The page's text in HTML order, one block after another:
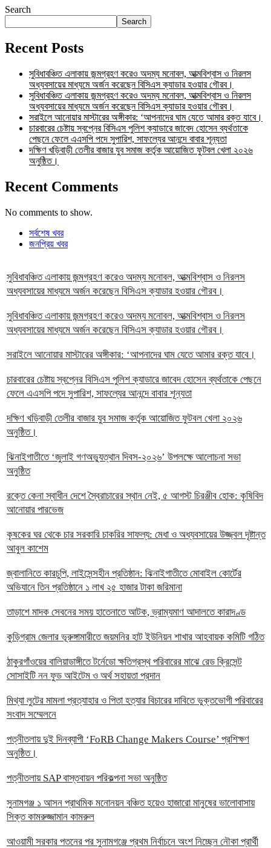
Search
Search
Recent Posts
সুবিধাবঞ্চিত এলাকায় জন্মগ্রহণ করেও অদম্য মনোবল, আত্মবিশ্বাস ও নিরলস
অধ্যবসায়ের মাধ্যমে অর্জন করেছেন বিসিএস ক্যাডার হওয়ার গৌরব।
সুবিধাবঞ্চিত এলাকায় জন্মগ্রহণ করেও অদম্য মনোবল, আত্মবিশ্বাস ও নিরলস
অধ্যবসায়ের মাধ্যমে অর্জন করেছেন বিসিএস ক্যাডার হওয়ার গৌরব।
সরাইলে আনোয়ার মাস্টারের অঙ্গীকার: ‘আপনাদের ঘাম যেতে আমার রক্ত যাবে।
চারবারের চেষ্টায় স্বপ্নের বিসিএস পুলিশ ক্যাডারে জাবেদ হোসেন ব্যর্থতাকে
পেছনে ফেলে এএসপি পদে সুপারিশ, সাফল্যের আনন্দে বাবার শূন্যতা
দক্ষিণ খড়িবাড়ী তেলীর বাজার যুব সমাজ কর্তৃক আয়োজিত ফুটবল খেলা ২০২৬
অনুষ্ঠিত।
Recent Comments
No comments to show.
সর্বশেষ খবর
জনপ্রিয় খবর
সুবিধাবঞ্চিত এলাকায় জন্মগ্রহণ করেও অদম্য মনোবল, আত্মবিশ্বাস ও নিরলস
অধ্যবসায়ের মাধ্যমে অর্জন করেছেন বিসিএস ক্যাডার হওয়ার গৌরব।
সুবিধাবঞ্চিত এলাকায় জন্মগ্রহণ করেও অদম্য মনোবল, আত্মবিশ্বাস ও নিরলস
অধ্যবসায়ের মাধ্যমে অর্জন করেছেন বিসিএস ক্যাডার হওয়ার গৌরব।
সরাইলে আনোয়ার মাস্টারের অঙ্গীকার: ‘আপনাদের ঘাম যেতে আমার রক্ত যাবে।
চারবারের চেষ্টায় স্বপ্নের বিসিএস পুলিশ ক্যাডারে জাবেদ হোসেন ব্যর্থতাকে পেছনে
ফেলে এএসপি পদে সুপারিশ, সাফল্যের আনন্দে বাবার শূন্যতা
দক্ষিণ খড়িবাড়ী তেলীর বাজার যুব সমাজ কর্তৃক আয়োজিত ফুটবল খেলা ২০২৬
অনুষ্ঠিত।
ঝিনাইগাতীতে ‘জুলাই গণঅভ্যুত্থান দিবস-২০২৬’ উপলক্ষে আলোচনা সভা
অনুষ্ঠিত
রক্তে কেনা স্বাধীন দেশে স্বৈরাচারের স্থান নেই, ৫ আগস্ট চিরঞ্জীব হোক: কৃষিবিদ
আনোয়ার পারভেজ
কৃষকের ঘর থেকে চার সরকারি চাকরির সাফল্য: মেধা ও অধ্যবসায়ের উজ্জ্বল দৃষ্টান্ত
আবুল কাশেম
জ্বালানিতে কারচুপি, লাইসেন্সহীন প্রতিষ্ঠান: ঝিনাইগাতীতে মোবাইল কোর্টের
অভিযানে তিন প্রতিষ্ঠানে ১ লাখ ২৫ হাজার টাকা জরিমানা
তাড়াশে মাদক সেবনের সময় হাতেনাতে আটক, ভ্রাম্যমাণ আদালতে কারাদণ্ড
কুড়িগ্রাম জেলার ভূরুঙ্গামারীতে জয়মনির হাট ইউনিয়ন শাখার আহবায়ক কমিটি গঠিত
ঠাকুরগাঁওয়ের বালিয়াডাঙ্গীতে টর্নেডো ক্ষতিগ্রস্থ পরিবারের মাঝে রেড ক্রিসেন্ট
সোসাইটি নন ফুড আইটেম ও অর্থ সহায়তা প্রদান
‎মিথ্যা লুটের মামলা প্রত্যাহার ও পিতা হত্যার বিচারের দাবিতে ভুক্তভোগী পরিবারের
সংবাদ সম্মেলনে
পত্নীতলায় দুই দিনব্যাপী ‘FoRB Change Makers Course’ প্রশিক্ষণ
অনুষ্ঠিত।
পত্নীতলায় SAP বাস্তবায়ন পরিকল্পনা সভা অনুষ্ঠিত
সুনামগঞ্জ ১ আসন প্রাথমিক মনোনয়ন বঞ্চিত হয়েও হাজারো মানুষের ভালোবাসায়
সিক্ত কামরুজ্জামান কামরুল
‎আওয়ামী সরকার পতনের পর সুনামগঞ্জে প্রথম নির্বাচনে অংশ নিচ্ছেন নৌকা প্রার্থী